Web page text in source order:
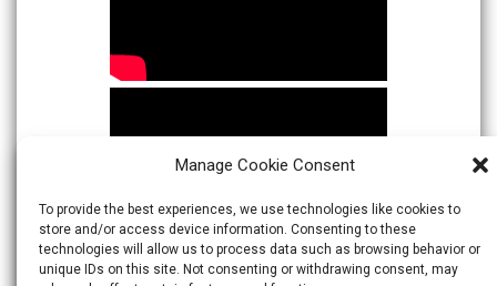
Manage Cookie Consent
To provide the best experiences, we use technologies like cookies to
store and/or access device information. Consenting to these
technologies will allow us to process data such as browsing behavior or
unique IDs on this site. Not consenting or withdrawing consent, may